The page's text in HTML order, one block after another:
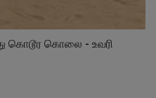
கொடூர கொலை - உவரி